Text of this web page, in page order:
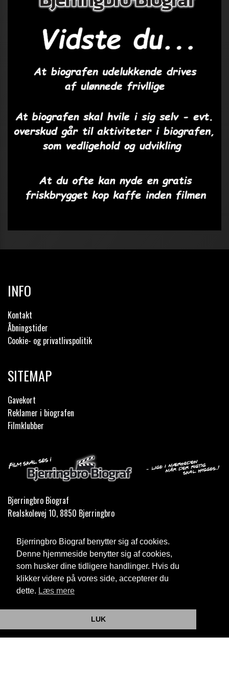
Bjerringbro Biograf benytter sig af cookies.
Denne hjemmeside benytter sig af cookies,
som husker dine tidligere handlinger. Hvis du
klikker videre på vores side, accepterer du
dette. Læs mere
LUK
INFO
Kontakt
Åbningstider
Cookie- og privatlivspolitik
SITEMAP
Gavekort
Reklamer i biografen
Filmklubber
Bjerringbro Biograf
Realskolevej 10, 8850 Bjerringbro
Telefon:35 11 59 59
Email: info@bjerringbrobiograf.dk
Cookie- og privatlivspolitik